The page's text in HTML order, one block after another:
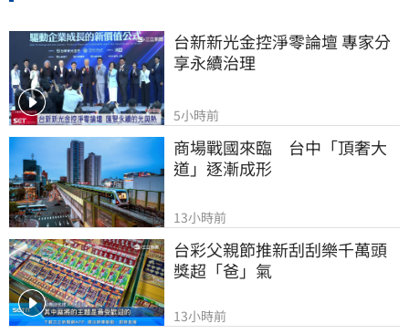
台新新光金控淨零論壇 專家分
享永續治理
5小時前
商場戰國來臨　台中「頂奢大
道」逐漸成形
13小時前
台彩父親節推新刮刮樂千萬頭
獎超「爸」氣
13小時前